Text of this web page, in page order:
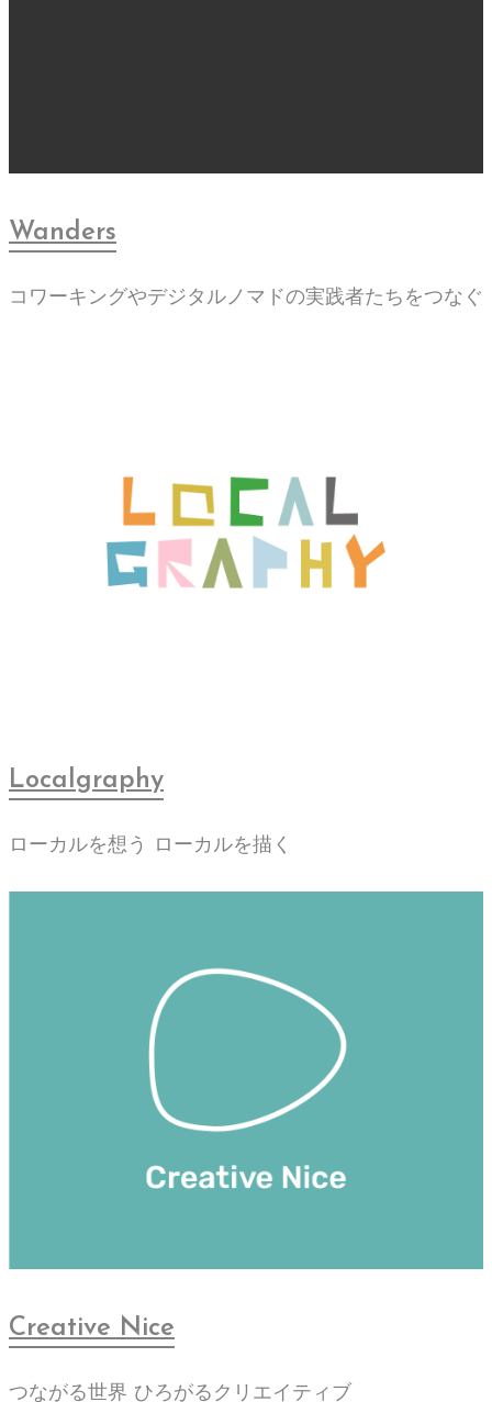
Wanders
コワーキングやデジタルノマドの実践者たちをつなぐ
Localgraphy
ローカルを想う ローカルを描く
Creative Nice
つながる世界 ひろがるクリエイティブ